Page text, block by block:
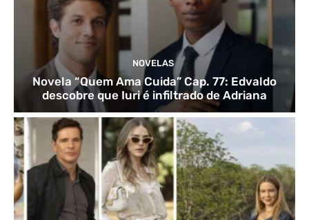
NOVELAS
Novela “Quem Ama Cuida” Cap. 77: Edvaldo
descobre que Iuri é infiltrado de Adriana